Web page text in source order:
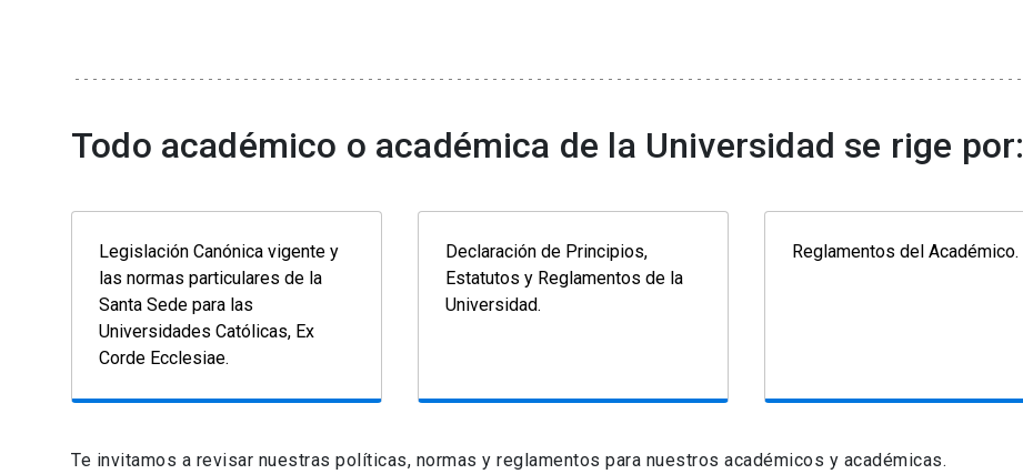
Todo académico o académica de la Universidad se rige por:
Legislación Canónica vigente y
las normas particulares de la
Santa Sede para las
Universidades Católicas, Ex
Corde Ecclesiae.
Declaración de Principios,
Estatutos y Reglamentos de la
Universidad.
Reglamentos del Académico.
Te invitamos a revisar nuestras políticas, normas y reglamentos para nuestros académicos y académicas.